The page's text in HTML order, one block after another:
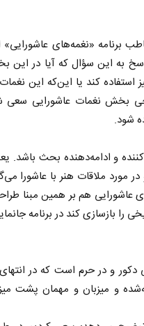
برنامه «نغمه‌های
به این سؤال که آیا در این
استفاده کند یا این‌که این
بخش نغمات عاشورایی سعی
شود.
و ادامه‌دهنده بحث باشد.
مورد ملاقات هنر با عاشورا
عاشورایی هم بر همین مبنا
را بازسازی کند در برنامه
و در حرم است که در انتهای
و میزبان و مهمان پشت
صفحات نخست روزنامه